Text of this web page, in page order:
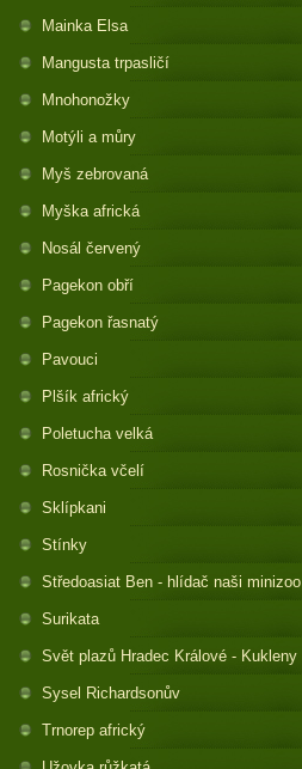
Mainka Elsa
Mangusta trpasličí
Mnohonožky
Motýli a můry
Myš zebrovaná
Myška africká
Nosál červený
Pagekon obří
Pagekon řasnatý
Pavouci
Plšík africký
Poletucha velká
Rosnička včelí
Sklípkani
Stínky
Středoasiat Ben - hlídač naši minizoo
Surikata
Svět plazů Hradec Králové - Kukleny
Sysel Richardsonův
Trnorep africký